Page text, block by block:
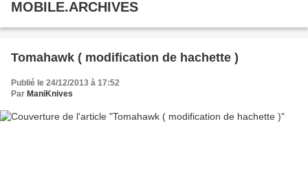
MOBILE.ARCHIVES
Tomahawk ( modification de hachette )
Publié le 24/12/2013 à 17:52
Par ManiKnives